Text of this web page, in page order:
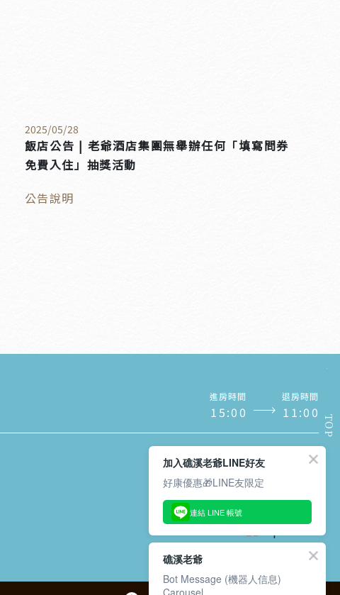
2025/05/28
飯店公告 | 老爺酒店集團無舉辦任何「填寫問券
免費入住」抽獎活動
公告說明
TOP
進房時間
15:00
退房時間
1 1:00
訂閱/取消電子報
加入礁溪老爺LINE好友
好康優惠🎁LINE友限定
連結 LINE 帳號
礁溪老爺
Bot Message (機器人信息)
Carousel